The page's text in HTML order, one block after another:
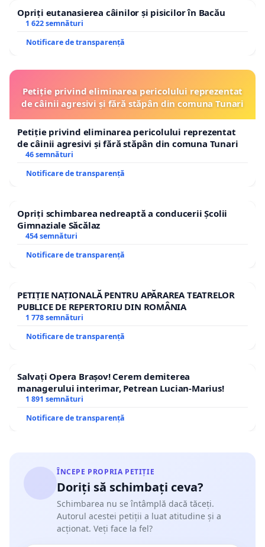
Opriți eutanasierea câinilor și pisicilor în Bacău
1 622 semnături
Notificare de transparență
Petiție privind eliminarea pericolului reprezentat
de câinii agresivi și fără stăpân din comuna Tunari
Petiție privind eliminarea pericolului reprezentat
de câinii agresivi și fără stăpân din comuna Tunari
46 semnături
Notificare de transparență
Opriți schimbarea nedreaptă a conducerii Școlii
Gimnaziale Săcălaz
454 semnături
Notificare de transparență
PETIȚIE NAȚIONALĂ PENTRU APĂRAREA TEATRELOR
PUBLICE DE REPERTORIU DIN ROMÂNIA
1 778 semnături
Notificare de transparență
Salvați Opera Brașov! Cerem demiterea
managerului interimar, Petrean Lucian-Marius!
1 891 semnături
Notificare de transparență
ÎNCEPE PROPRIA PETIȚIE
Doriți să schimbați ceva?
Schimbarea nu se întâmplă dacă tăceți.
Autorul acestei petiții a luat atitudine și a
acționat. Veți face la fel?